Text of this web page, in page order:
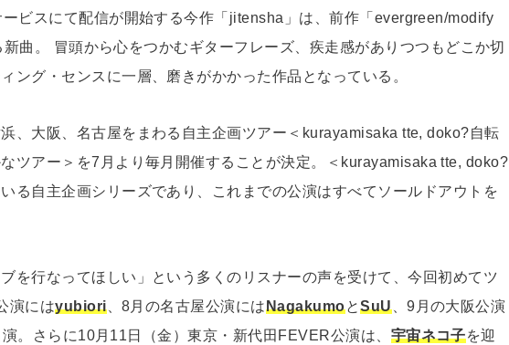
ビスにて配信が開始する今作「jitensha」は、前作「evergreen/modify
曲。 冒頭から心をつかむギターフレーズ、疾走感がありつつもどこか切
ング・センスに一層、磨きがかかった作品となっている。
、大阪、名古屋をまわる自主企画ツアー＜kurayamisaka tte, doko?自転
ツアー＞を7月より毎月開催することが決定。＜kurayamisaka tte, doko?
る自主企画シリーズであり、これまでの公演はすべてソールドアウトを
を行なってほしい」という多くのリスナーの声を受けて、今回初めてツ
演にはyubiori、8月の名古屋公演にはNagakumoとSuU、9月の大阪公演
。さらに10月11日（金）東京・新代田FEVER公演は、 宇宙ネコ子を迎